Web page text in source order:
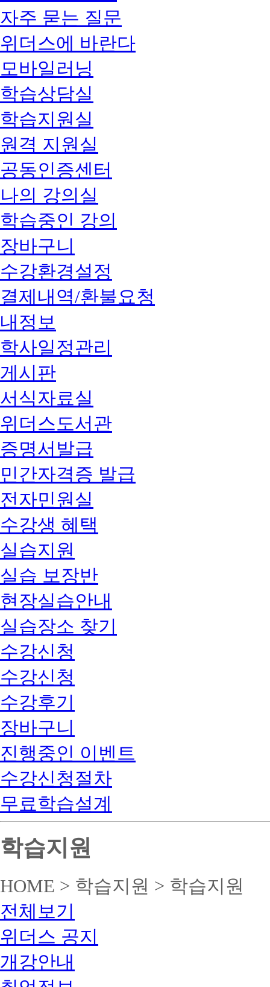
자주 묻는 질문
위더스에 바란다
모바일러닝
학습상담실
학습지원실
원격 지원실
공동인증센터
나의 강의실
학습중인 강의
장바구니
수강환경설정
결제내역/환불요청
내정보
학사일정관리
게시판
서식자료실
위더스도서관
증명서발급
민간자격증 발급
전자민원실
수강생 혜택
실습지원
실습 보장반
현장실습안내
실습장소 찾기
수강신청
수강신청
수강후기
장바구니
진행중인 이벤트
수강신청절차
무료학습설계
학습지원
HOME > 학습지원 > 학습지원
전체보기
위더스 공지
개강안내